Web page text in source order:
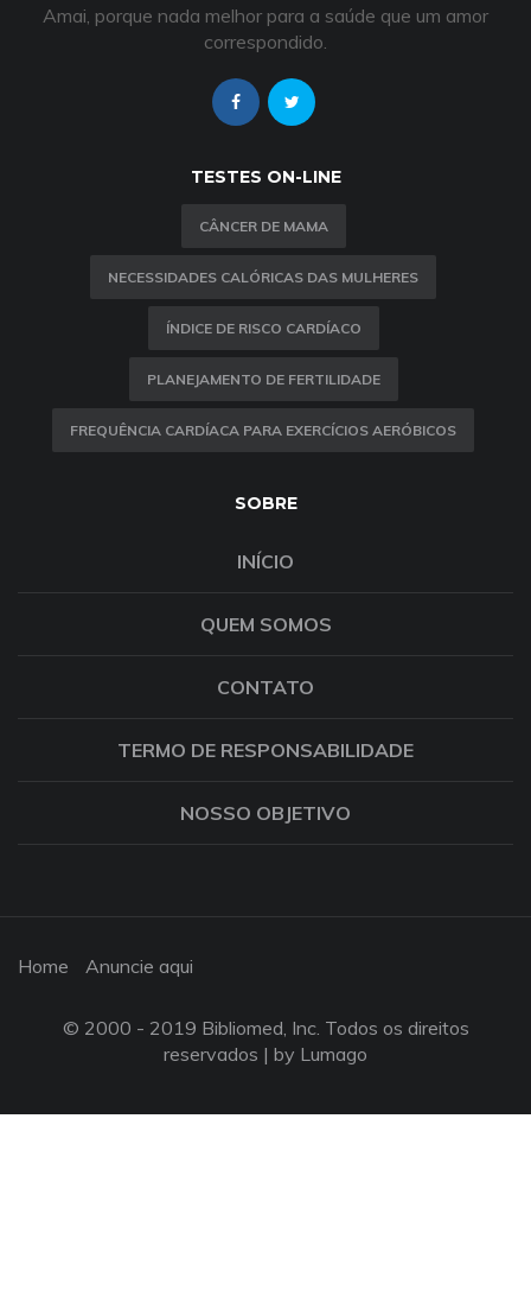
Amai, porque nada melhor para a saúde que um amor
correspondido.
TESTES ON-LINE
CÂNCER DE MAMA
NECESSIDADES CALÓRICAS DAS MULHERES
ÍNDICE DE RISCO CARDÍACO
PLANEJAMENTO DE FERTILIDADE
FREQUÊNCIA CARDÍACA PARA EXERCÍCIOS AERÓBICOS
SOBRE
INÍCIO
QUEM SOMOS
CONTATO
TERMO DE RESPONSABILIDADE
NOSSO OBJETIVO
Home Anuncie aqui
© 2000 - 2019 Bibliomed, Inc. Todos os direitos
reservados | by Lumago